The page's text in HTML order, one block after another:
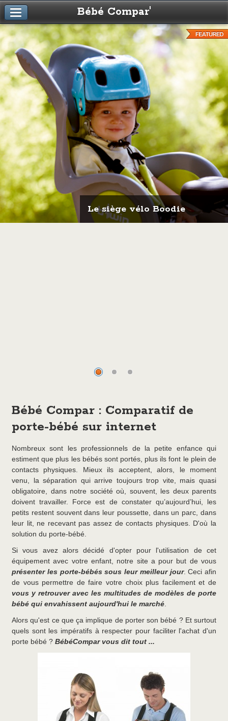
Bébé Compar'
Bébé Compar : Comparatif de
porte-bébé sur internet
Nombreux sont les professionnels de la petite enfance qui
estiment que plus les bébés sont portés, plus ils font le plein de
contacts physiques. Mieux ils acceptent, alors, le moment
venu, la séparation qui arrive toujours trop vite, mais quasi
obligatoire, dans notre société où, souvent, les deux parents
doivent travailler. Force est de constater qu’aujourd’hui, les
petits restent souvent dans leur poussette, dans un parc, dans
leur lit, ne recevant pas assez de contacts physiques. D'où la
solution du porte-bébé.
Si vous avez alors décidé d'opter pour l'utilisation de cet
équipement avec votre enfant, notre site a pour but de vous
présenter les porte-bébés sous leur meilleur jour. Ceci afin
de vous permettre de faire votre choix plus facilement et de
vous y retrouver avec les multitudes de modèles de porte
bébé qui envahissent aujourd'hui le marché
Alors qu'est ce que ça implique de porter son bébé ? Et surtout
quels sont les impératifs à respecter pour faciliter l'achat d'un
porte bébé ? BébéCompar vous dit tout ...